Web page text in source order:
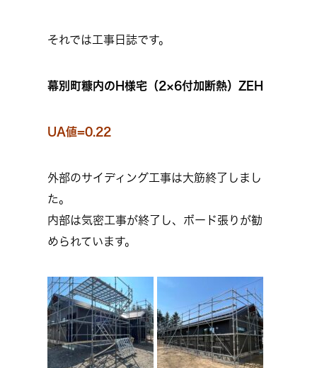
それでは工事日誌です。
幕別町糠内のH様宅（2×6付加断熱）ZEH
UA値=0.22
外部のサイディング工事は大筋終了しまし
た。
内部は気密工事が終了し、ボード張りが勧
められています。